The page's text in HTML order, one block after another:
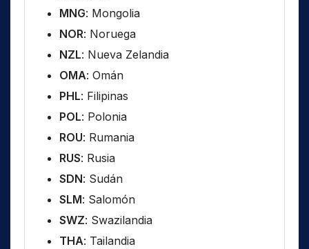
MNG: Mongolia
NOR: Noruega
NZL: Nueva Zelandia
OMA: Omán
PHL: Filipinas
POL: Polonia
ROU: Rumania
RUS: Rusia
SDN: Sudán
SLM: Salomón
SWZ: Swazilandia
THA: Tailandia